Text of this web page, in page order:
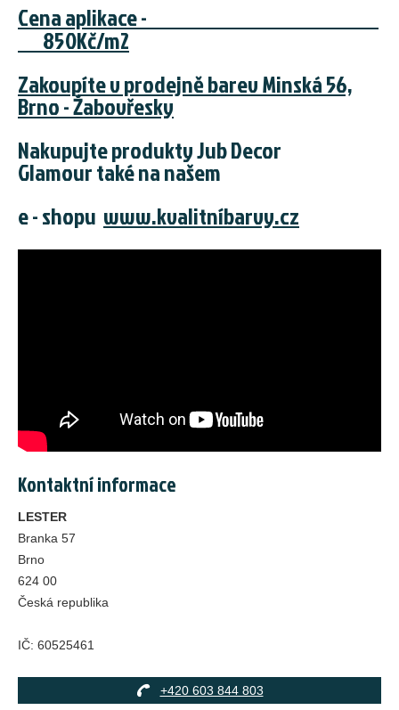
Cena aplikace -
850Kč/m2
Zakoupíte v prodejně barev Minská 56,
Brno - Žabovřesky
​Nakupujte produkty Jub Decor
Glamour také na našem
e - shopu www.kvalitníbarvy.cz
Kontaktní informace
LESTER
Branka 57
Brno
624 00
Česká republika
IČ: 60525461
+420 603 844 803